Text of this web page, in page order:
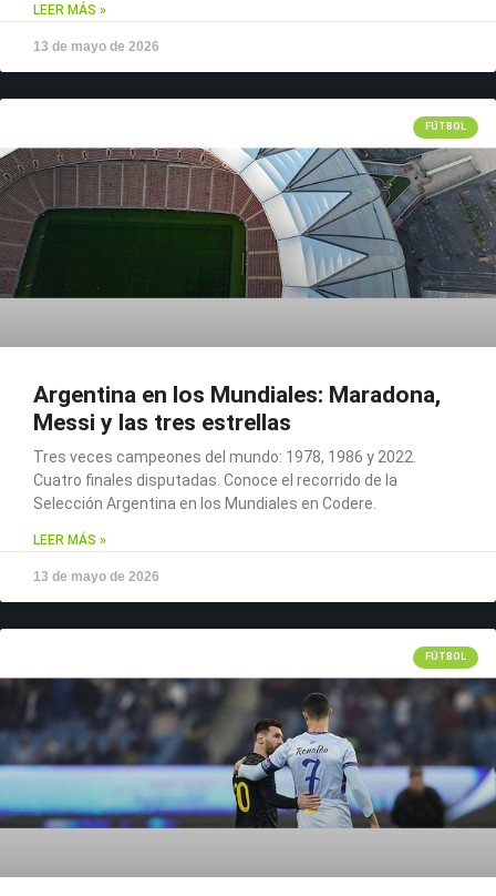
LEER MÁS »
13 de mayo de 2026
FÚTBOL
Argentina en los Mundiales: Maradona,
Messi y las tres estrellas
Tres veces campeones del mundo: 1978, 1986 y 2022.
Cuatro finales disputadas. Conoce el recorrido de la
Selección Argentina en los Mundiales en Codere.
LEER MÁS »
13 de mayo de 2026
FÚTBOL